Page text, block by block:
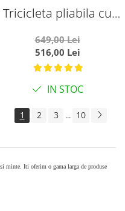
Tricicleta pliabila cu
somn si scaun
reversibil, SL01 - roz
649,00 Lei
516,00 Lei
IN STOC
1 2 3 ... 10
minte. Iti oferim o gama larga de produse